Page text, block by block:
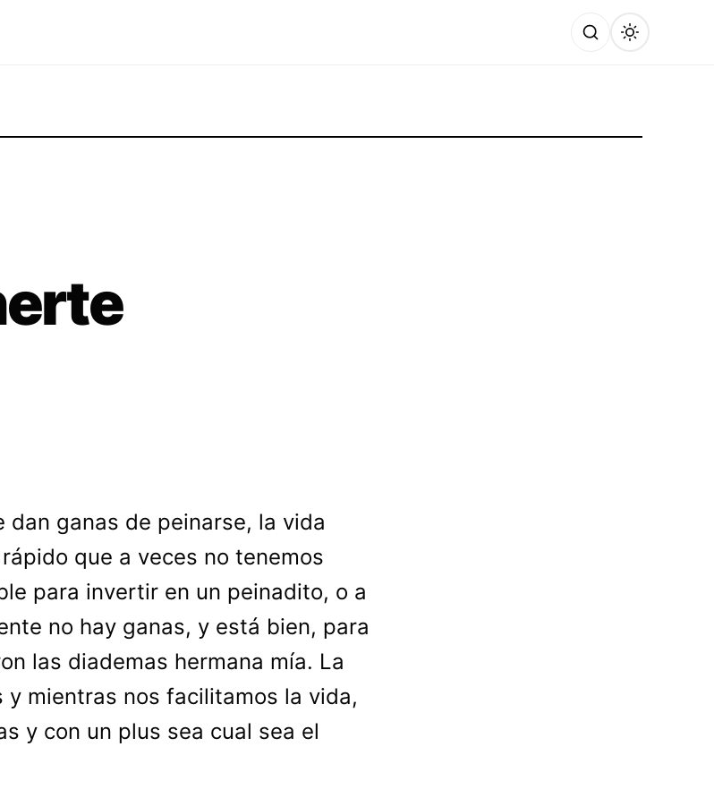
dan ganas de peinarse, la vida
que a veces no tenemos
para invertir en un peinadito, o a
no hay ganas, y está bien, para
las diademas hermana mía. La
y mientras nos facilitamos la vida,
y con un plus sea cual sea el